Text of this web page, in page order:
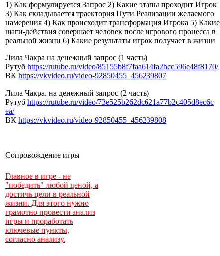
1) Как формулируется Запрос 2) Какие этапы проходит Игрок
3) Как складывается траектория Пути Реализации желаемого
намерения 4) Как происходит трансформация Игрока 5) Какие
шаги-действия совершает человек после игрового процесса в
реальной жизни 6) Какие результаты игрок получает в жизни
Лила Чакра на денежный запрос (1 часть)
Рутуб https://rutube.ru/video/85155b8f7faa614fa2bcc596e48f81 70/
ВК https://vkvideo.ru/video-92850455_456239807
Лила Чакра. на денежный запрос (2 часть)
Рутуб https://rutube.ru/video/73e525b262dc621a77b2c405d8ec6c
ea/
ВК https://vkvideo.ru/video-92850455_456239808
Сопровождение игры
Главное в игре - не
"победить" любой ценой, а
достичь цели в реальной
жизни. Для этого нужно
грамотно провести анализ
игры и проработать
ключевые пункты,
согласно анализу.